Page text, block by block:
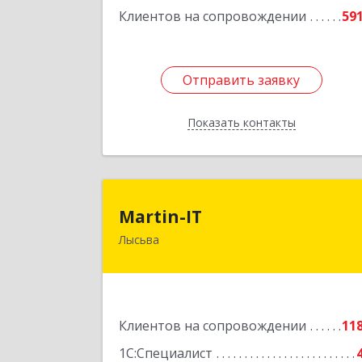
Клиентов на сопровождении 591
Отправить заявку
Показать контакты
Отправить заявку
Назад
Martin-IT
Лысьва
Клиентов на сопровождении
1С:Специалист
618900, Пермский край, Лысьва г,